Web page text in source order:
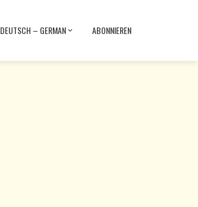
DEUTSCH – GERMAN ABONNIEREN